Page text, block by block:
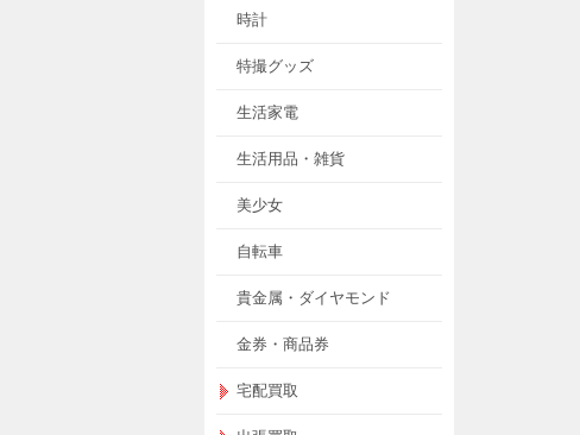
時計
特撮グッズ
生活家電
生活用品・雑貨
美少女
自転車
貴金属・ダイヤモンド
金券・商品券
宅配買取